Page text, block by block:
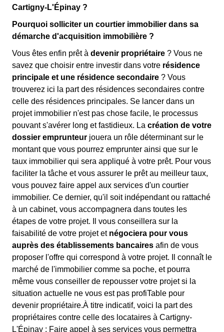
Cartigny-L'Épinay ?
Pourquoi solliciter un courtier immobilier dans sa
démarche d'acquisition immobilière ?
Vous êtes enfin prêt à devenir propriétaire ? Vous ne
savez que choisir entre investir dans votre résidence
principale et une résidence secondaire ? Vous
trouverez ici la part des résidences secondaires contre
celle des résidences principales. Se lancer dans un
projet immobilier n'est pas chose facile, le processus
pouvant s'avérer long et fastidieux. La création de votre
dossier emprunteur jouera un rôle déterminant sur le
montant que vous pourrez emprunter ainsi que sur le
taux immobilier qui sera appliqué à votre prêt. Pour vous
faciliter la tâche et vous assurer le prêt au meilleur taux,
vous pouvez faire appel aux services d'un courtier
immobilier. Ce dernier, qu'il soit indépendant ou rattaché
à un cabinet, vous accompagnera dans toutes les
étapes de votre projet. Il vous conseillera sur la
faisabilité de votre projet et négociera pour vous
auprès des établissements bancaires afin de vous
proposer l'offre qui correspond à votre projet. Il connaît le
marché de l'immobilier comme sa poche, et pourra
même vous conseiller de repousser votre projet si la
situation actuelle ne vous est pas profiTable pour
devenir propriétaire.À titre indicatif, voici la part des
propriétaires contre celle des locataires à Cartigny-
L'Épinay : Faire appel à ses services vous permettra